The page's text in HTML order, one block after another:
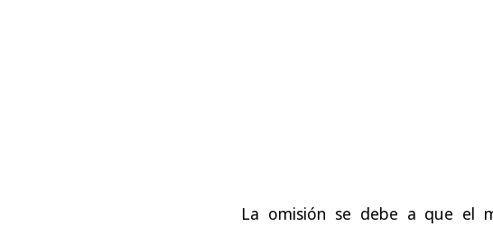
La omisión se debe a que el